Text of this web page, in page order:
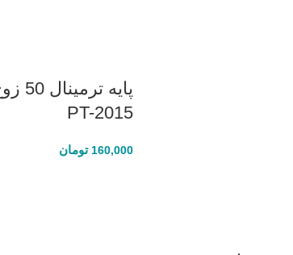
پایه
PT-2015
160,000 تومان